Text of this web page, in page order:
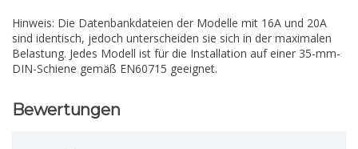
Hinweis: Die Datenbankdateien der Modelle mit 16A und 20A
sind identisch, jedoch unterscheiden sie sich in der maximalen
Belastung. Jedes Modell ist für die Installation auf einer 35-mm-
DIN-Schiene gemäß EN60715 geeignet.
Bewertungen